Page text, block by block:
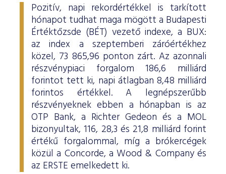
Pozitív, napi rekordértékkel is tarkított
hónapot tudhat maga mögött a Budapesti
Értéktőzsde (BÉT) vezető indexe, a BUX:
az index a szeptemberi záróértékhez
közel, 73 865,96 ponton zárt. Az azonnali
részvénypiaci forgalom 186,6 milliárd
forintot tett ki, napi átlagban 8,48 milliárd
forintos értékkel. A legnépszerűbb
részvényeknek ebben a hónapban is az
OTP Bank, a Richter Gedeon és a MOL
bizonyultak, 116, 28,3 és 21,8 milliárd forint
értékű forgalommal, míg a brókercégek
közül a Concorde, a Wood & Company és
az ERSTE emelkedett ki.